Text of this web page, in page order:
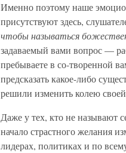
Именно поэтому наше
присутствуют здесь,
чтобы называться
задаваемый вами вопрос —
пребываете в со-творенной
предсказать какое-либо
решили изменить колею
Даже у тех, кто не называют
начало страстного желания
лидерах, политиках и по